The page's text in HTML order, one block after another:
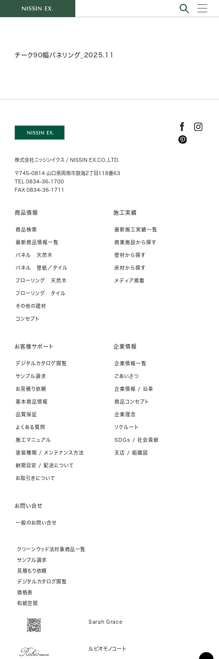
チーク90幅パネリング_2025.11
株式会社ニッシンイクス / NISSIN EX.CO.,LTD.
〒745-0814 山口県周南市鼓海2丁目118番63
TEL 0834-36-1700
FAX 0834-36-1711
商品情報
商品検索
最新商品情報一覧
パネル 天然木
パネル 壁紙／タイル
フローリング 天然木
フローリング タイル
その他の建材
コンセプト
施工実績
最新施工実績一覧
商業施設から探す
壁材から探す
床材から探す
メディア掲載
お客様サポート
デジタルカタログ閲覧
サンプル請求
お見積り依頼
基本商品情報
品質保証
よくある質問
施工マニュアル
塗装種類 / メンテナンス方法
納期目安 / 配送について
お取引きについて
企業情報
企業情報一覧
ごあいさつ
企業情報 / 沿革
商品コンセプト
企業理念
リクルート
SDGs / 社会貢献
支店 / 組織図
お問い合せ
一般のお問い合せ
クリーンウッド法対象商品一覧
サンプル請求
見積もり依頼
デジタルカタログ閲覧
価格表
和紙空間
Sarah Grace
ルビオモノコート